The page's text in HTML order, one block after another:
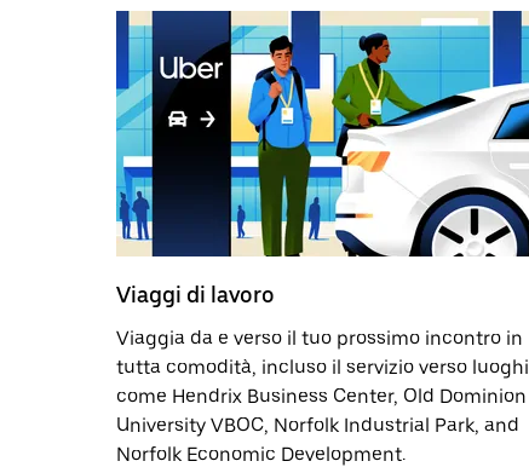
Viaggi di lavoro
Viaggia da e verso il tuo prossimo incontro in
tutta comodità, incluso il servizio verso luoghi
come Hendrix Business Center, Old Dominion
University VBOC, Norfolk Industrial Park, and
Norfolk Economic Development.